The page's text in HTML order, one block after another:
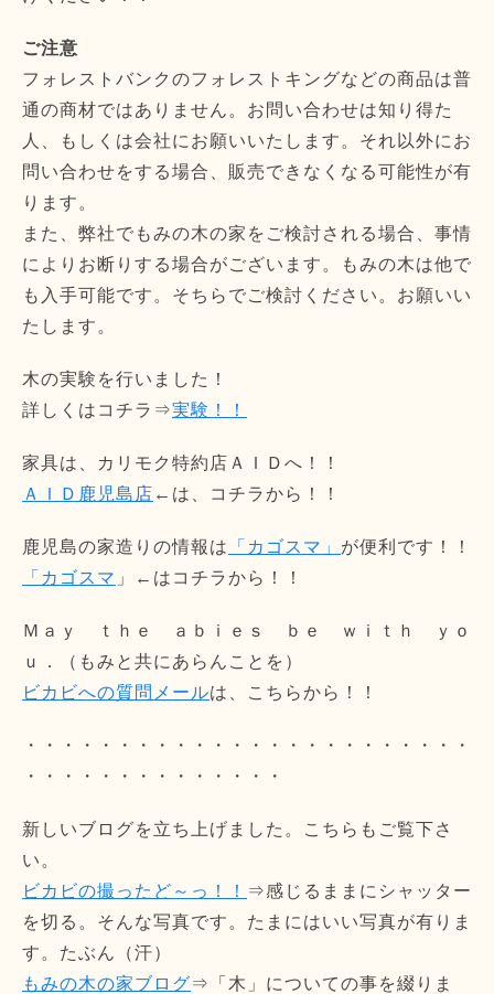
ご注意
フォレストバンクのフォレストキングなどの商品は普
通の商材ではありません。お問い合わせは知り得た
人、もしくは会社にお願いいたします。それ以外にお
問い合わせをする場合、販売できなくなる可能性が有
ります。
また、弊社でもみの木の家をご検討される場合、事情
によりお断りする場合がございます。もみの木は他で
も入手可能です。そちらでご検討ください。お願いい
たします。
木の実験を行いました！
詳しくはコチラ⇒実験！！
家具は、カリモク特約店ＡＩＤへ！！
ＡＩＤ鹿児島店 ←は、コチラから！！
鹿児島の家造りの情報は 「カゴスマ」 が便利です！！
「カゴスマ 」←はコチラから！！
Ｍａｙ ｔｈｅ ａｂｉｅｓ ｂｅ ｗｉｔｈ ｙｏ
ｕ．（もみと共にあらんことを）
ビカビへの質問メールは、こちらから！！
・・・・・・・・・・・・・・・・・・・・・・・・
・・・・・・・・・・・・・・
新しいブログを立ち上げました。こちらもご覧下さ
い。
ビカビの撮ったど～っ！！ ⇒感じるままにシャッター
を切る。そんな写真です。たまにはいい写真が有りま
す。たぶん（汗）
もみの木の家ブログ⇒「木」についての事を綴りま